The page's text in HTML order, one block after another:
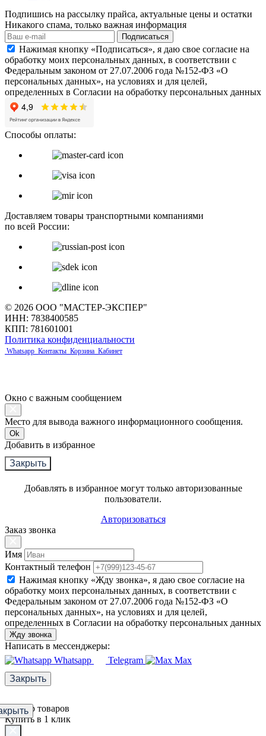
Подпишись на рассылку прайса, актуальные цены и остатки
Никакого спама, только важная информация
Подписаться
Нажимая кнопку «Подписаться», я даю свое согласие на
обработку моих персональных данных, в соответствии с
Федеральным законом от 27.07.2006 года №152-ФЗ «О
персональных данных», на условиях и для целей,
определенных в Согласии на обработку персональных данных
Способы оплаты:
Доставляем товары транспортными компаниями
по всей России:
© 2026 ООО "МАСТЕР-ЭКСПЕР"
ИНН: 7838400585
КПП: 781601001
Политика конфиденциальности
Whatsapp Контакты Корзина Кабинет
Окно с важным сообщением
Место для вывода важного информационного сообщения.
Ok
Добавить в избранное
Закрыть
Добавлять в избранное могут только авторизованные
пользователи.
Авторизоваться
Заказ звонка
Имя
Контактный телефон
Нажимая кнопку «Жду звонка», я даю свое согласие на
обработку моих персональных данных, в соответствии с
Федеральным законом от 27.07.2006 года №152-ФЗ «О
персональных данных», на условиях и для целей,
определенных в Согласии на обработку персональных данных
Жду звонка
Написать в мессенджеры:
Whatsapp
Telegram
Max
Закрыть
Фильтр товаров
Купить в 1 клик